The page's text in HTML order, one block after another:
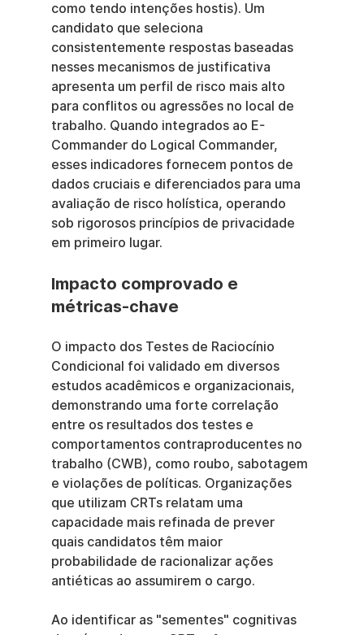
como tendo intenções hostis). Um
candidato que seleciona
consistentemente respostas baseadas
nesses mecanismos de justificativa
apresenta um perfil de risco mais alto
para conflitos ou agressões no local de
trabalho. Quando integrados ao E-
Commander do Logical Commander,
esses indicadores fornecem pontos de
dados cruciais e diferenciados para uma
avaliação de risco holística, operando
sob rigorosos princípios de privacidade
em primeiro lugar.
Impacto comprovado e
métricas-chave
O impacto dos Testes de Raciocínio
Condicional foi validado em diversos
estudos acadêmicos e organizacionais,
demonstrando uma forte correlação
entre os resultados dos testes e
comportamentos contraproducentes no
trabalho (CWB), como roubo, sabotagem
e violações de políticas. Organizações
que utilizam CRTs relatam uma
capacidade mais refinada de prever
quais candidatos têm maior
probabilidade de racionalizar ações
antiéticas ao assumirem o cargo.
Ao identificar as "sementes" cognitivas